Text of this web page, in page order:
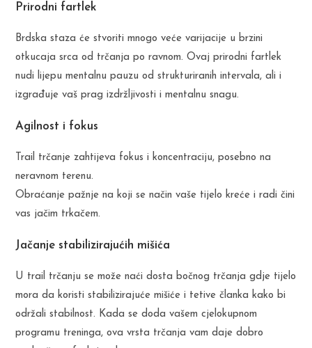
Prirodni fartlek
Brdska staza će stvoriti mnogo veće varijacije u brzini
otkucaja srca od trčanja po ravnom. Ovaj prirodni fartlek
nudi lijepu mentalnu pauzu od strukturiranih intervala, ali i
izgrađuje vaš prag izdržljivosti i mentalnu snagu.
Agilnost i fokus
Trail trčanje zahtijeva fokus i koncentraciju, posebno na
neravnom terenu.
Obraćanje pažnje na koji se način vaše tijelo kreće i radi čini
vas jačim trkačem.
Jačanje stabilizirajućih mišića
U trail trčanju se može naći dosta bočnog trčanja gdje tijelo
mora da koristi stabilizirajuće mišiće i tetive članka kako bi
održali stabilnost. Kada se doda vašem cjelokupnom
programu treninga, ova vrsta trčanja vam daje dobro